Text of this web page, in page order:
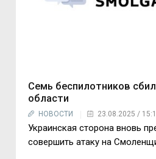
Семь беспилотников
области
НОВОСТИ 23.08.2025 /
Украинская сторона вновь
совершить атаку на